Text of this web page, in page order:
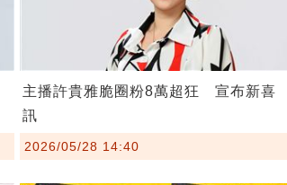
主播許貴雅脆圈粉8萬超狂 宣布新喜
訊
2026/05/28 14:40